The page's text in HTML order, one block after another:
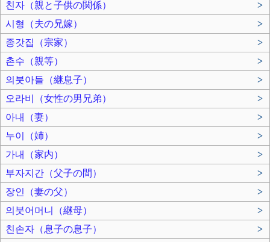
친자（親と子供の関係）
>
시형（夫の兄嫁）
>
종갓집（宗家）
>
촌수（親等）
>
의붓아들（継息子）
>
오라비（女性の男兄弟）
>
아내（妻）
>
누이（姉）
>
가내（家内）
>
부자지간（父子の間）
>
장인（妻の父）
>
의붓어머니（継母）
>
친손자（息子の息子）
>